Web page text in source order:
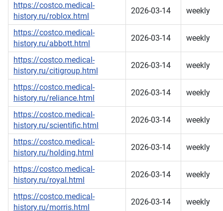
https://costco.medical-
history.ru/roblox.html
2026-03-14 weekly
https://costco.medical-
history.ru/abbott.html
2026-03-14 weekly
https://costco.medical-
history.ru/citigroup.html
2026-03-14 weekly
https://costco.medical-
history.ru/reliance.html
2026-03-14 weekly
https://costco.medical-
history.ru/scientific.html
2026-03-14 weekly
https://costco.medical-
history.ru/holding.html
2026-03-14 weekly
https://costco.medical-
history.ru/royal.html
2026-03-14 weekly
https://costco.medical-
history.ru/morris.html
2026-03-14 weekly